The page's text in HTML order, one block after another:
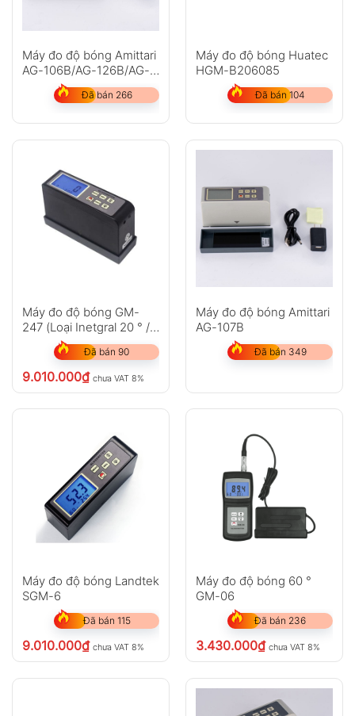
Máy đo độ bóng Amittari
AG-106B/AG-126B/AG-
1268B
Đã bán 266
Máy đo độ bóng Huatec
HGM-B206085
Đã bán 104
Máy đo độ bóng GM-
247 (Loại Inetgral 20 ° /
45 ° / 75 °)
Đã bán 90
9.010.000₫ chưa VAT 8%
Máy đo độ bóng Amittari
AG-107B
Đã bán 349
Máy đo độ bóng Landtek
SGM-6
Đã bán 115
9.010.000₫ chưa VAT 8%
Máy đo độ bóng 60 °
GM-06
Đã bán 236
3.430.000₫ chưa VAT 8%